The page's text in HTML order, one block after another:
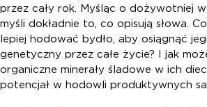
przez cały rok. Myśląc o dożywotniej
myśli dokładnie to, co opisują słowa.
lepiej hodować bydło, aby osiągnąć
genetyczny przez całe życie? I jak
organiczne minerały śladowe w ich
potencjał w hodowli produktywnych